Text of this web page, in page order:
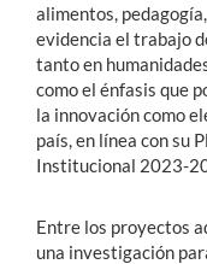
alimentos,
evidencia el trabajo
tanto en
como el énfasis que
la innovación como
país, en línea con su
Institucional 2023-
Entre los proyectos
una investigación